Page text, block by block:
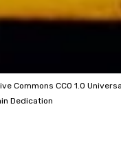
Commons CC0 1.0
Dedication